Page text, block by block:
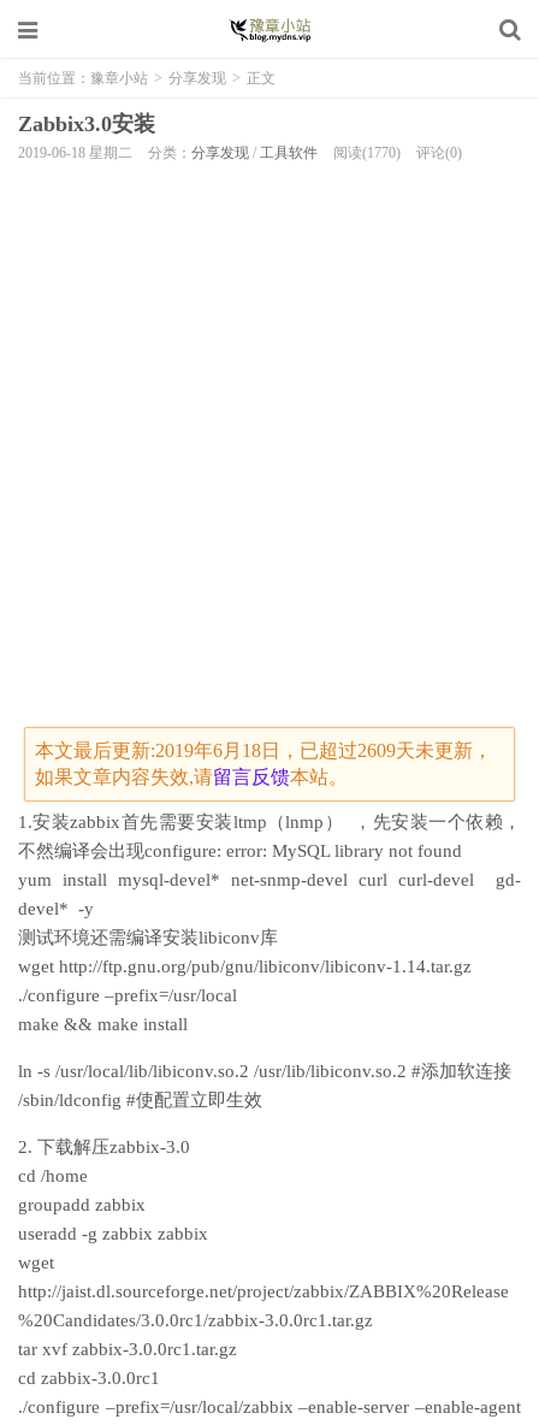
当前位置： 豫章小站 > 分享发现 > 正文
Zabbix3.0安装
2019-06-18 星期二 分类： 分享发现 / 工具软件 阅读(1770) 评论(0)
本文最后更新:2019年6月18日，已超过2609天未更新，
如果文章内容失效,请留言反馈本站。
1.安装zabbix首先需要安装ltmp（lnmp） ，先安装一个依赖，
不然编译会出现configure: error: MySQL library not found
yum install mysql-devel* net-snmp-devel curl curl-devel gd-
devel* -y
测试环境还需编译安装libiconv库
wget http://ftp.gnu.org/pub/gnu/libiconv/libiconv-1.14.tar.gz
./configure –prefix=/usr/local
make && make install
ln -s /usr/local/lib/libiconv.so.2 /usr/lib/libiconv.so.2 #添加软连接
/sbin/ldconfig #使配置立即生效
2. 下载解压zabbix-3.0
cd /home
groupadd zabbix
useradd -g zabbix zabbix
wget
http://jaist.dl.sourceforge.net/project/zabbix/ZABBIX%20Release
%20Candidates/3.0.0rc1/zabbix-3.0.0rc1.tar.gz
tar xvf zabbix-3.0.0rc1.tar.gz
cd zabbix-3.0.0rc1
./configure –prefix=/usr/local/zabbix –enable-server –enable-agent